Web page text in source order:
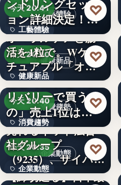
3,000人
工藝體驗
今天 20:41
工藝體驗
文字
ンドリングセッシ
ョン詳細決定！ジ
ャパ…
♡
健康新品
今天 20:40
健康新品
550億
オーラルケアと腸
活を1粒で。Wケア
チュアブル「オラ
フル…
♡
消費趨勢
今天 20:40
消費趨勢
文字
猛暑で変わる「デ
リバリーで買うも
の」売上1位は
1.1kg…
♡
企業動態
今天 20:35
企業動態
売れるネット広告
社グループ
（9235）、サイバー
セキュリ…
♡
【締切迫る】日本最